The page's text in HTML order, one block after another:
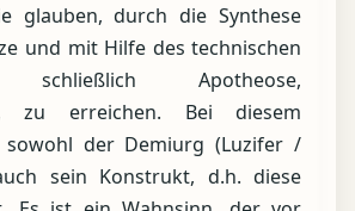
glauben, durch die Synthese
und mit Hilfe des technischen
schließlich Apotheose,
zu erreichen. Bei diesem
sowohl der Demiurg (Luzifer /
sein Konstrukt, d.h. diese